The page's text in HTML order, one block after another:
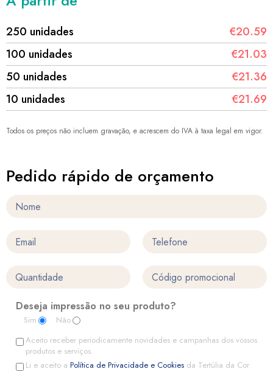
250 unidades
€20.59
100 unidades
€21.03
50 unidades
€21.36
10 unidades
€21.69
Todos os preços não incluem gravação, e acrescem do IVA à taxa legal em vigor.
Pedido rápido de orçamento
Deseja impressão no seu produto?
Sim
Não
Aceito receber periodicamente novidades e campanhas dos vossos
produtos e serviços.
Li e aceito a Política de Privacidade e Cookies da Tertúlia da Cor